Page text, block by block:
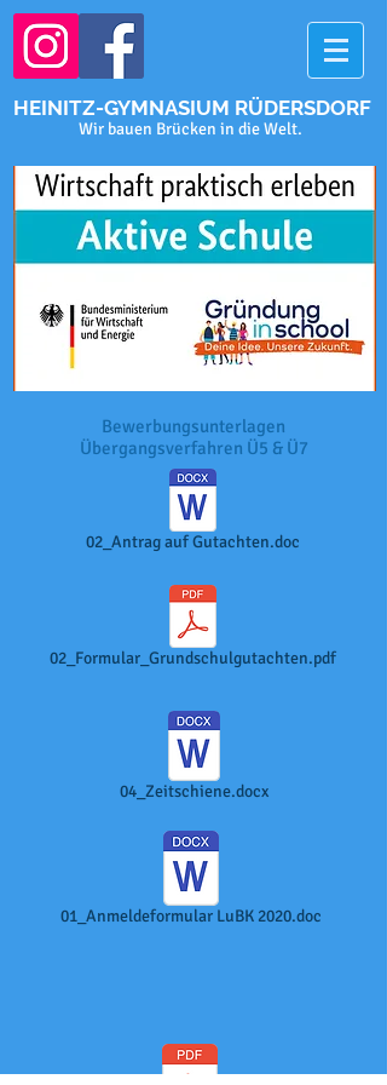
HEINITZ-GYMNASIUM RÜDERSDORF
Wir bauen Brücken in die Welt.
Bewerbungsunterlagen
Übergangsverfahren Ü5 & Ü7
02_Antrag auf Gutachten.doc
02_Formular_Grundschulgutachten.pdf
04_Zeitschiene.docx
01_Anmeldeformular LuBK 2020.doc